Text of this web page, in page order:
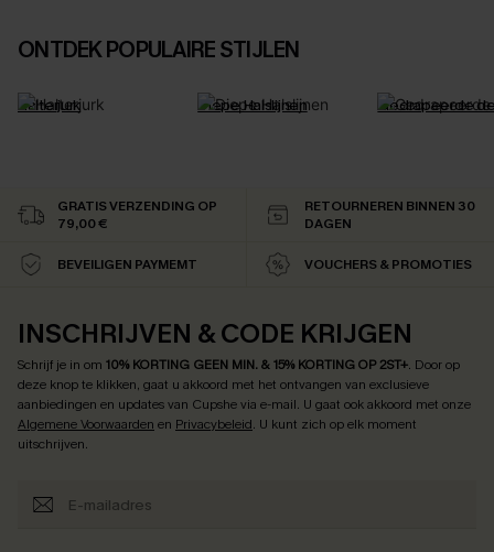
ONTDEK POPULAIRE STIJLEN
Halterjurk Diepe Halslijnen Gedrapeerde
GRATIS VERZENDING OP
79,00 €
RETOURNEREN BINNEN 30
DAGEN
BEVEILIGEN PAYMEMT VOUCHERS & PROMOTIES
INSCHRIJVEN & CODE KRIJGEN
Schrijf je in om 10% KORTING GEEN MIN. & 15% KORTING OP 2ST+. Door op
deze knop te klikken, gaat u akkoord met het ontvangen van exclusieve
aanbiedingen en updates van Cupshe via e-mail. U gaat ook akkoord met onze
Algemene Voorwaarden en Privacybeleid. U kunt zich op elk moment
uitschrijven.